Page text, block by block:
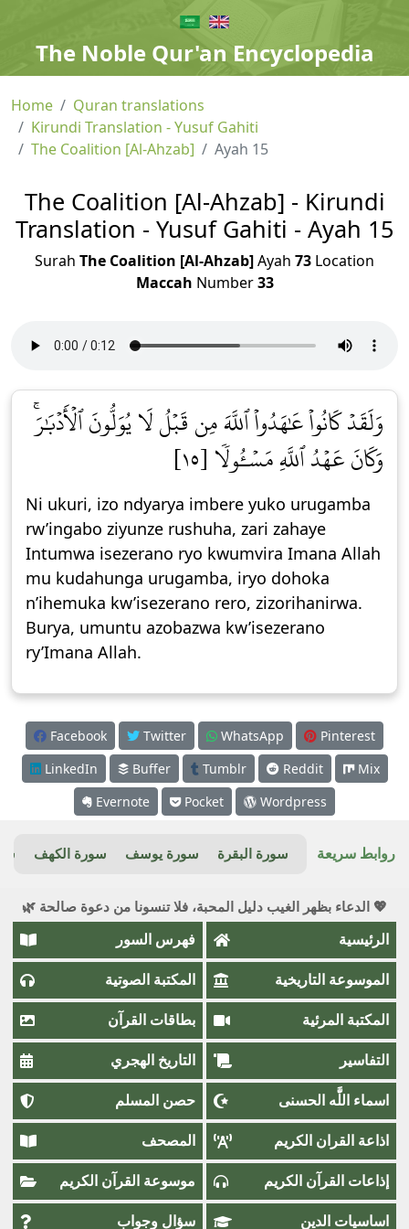
The Noble Qur'an Encyclopedia
Home
Quran translations
Kirundi Translation - Yusuf Gahiti
The Coalition [Al-Ahzab]
Ayah 15
The Coalition [Al-Ahzab] - Kirundi
Translation - Yusuf Gahiti - Ayah 15
Surah The Coalition [Al-Ahzab]Ayah 73 Location
Maccah Number33
وَلَقَدۡ كَانُواْ عَٰهَدُواْ ٱللَّهَ مِن قَبۡلُ لَا يُوَلُّونَ ٱلۡأَدۡبَٰرَۚ
وَكَانَ عَهۡدُ ٱللَّهِ مَسۡـُٔولٗا [١٥]
Ni ukuri, izo ndyarya imbere yuko urugamba
rw’ingabo ziyunze rushuha, zari zahaye
Intumwa isezerano ryo kwumvira Imana Allah
mu kudahunga urugamba, iryo dohoka
n’ihemuka kw’isezerano rero, zizorihanirwa.
Burya, umuntu azobazwa kw’isezerano
ry’Imana Allah.
Facebook Twitter WhatsApp
Pinterest
LinkedIn
Buffer Tumblr Reddit
Mix
Evernote
Pocket Wordpress
روابط سريعة سورة البقرة سورة يوسف سورة الكهف
💖 الدعاء بظهر الغيب دليل المحبة، فلا تنسونا من دعوة صالحة 🌿
الرئيسية فهرس السور
الموسوعة التاريخية المكتبة الصوتية
المكتبة المرئية بطاقات القرآن
التفاسير التاريخ الهجري
اسماء اللَّٰه الحسنى حصن المسلم
اذاعة القران الكريم المصحف
إذاعات القرآن الكريم موسوعة القرآن الكريم
اساسيات الدين سؤال وجواب